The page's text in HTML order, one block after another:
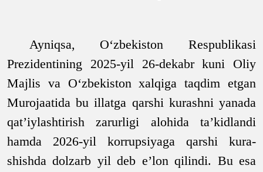
Ayniqsa, O‘zbekiston Respublikasi
Prezidentining 2025-yil 26-dekabr kuni Oliy
Majlis va O‘zbekiston xalqiga taqdim etgan
Murojaatida bu illatga qarshi kurashni yanada
qat’iylashtirish zarurligi alohida ta’kidlandi
hamda 2026-yil korrupsiyaga qarshi kura-
shishda dolzarb yil deb e’lon qilindi. Bu esa